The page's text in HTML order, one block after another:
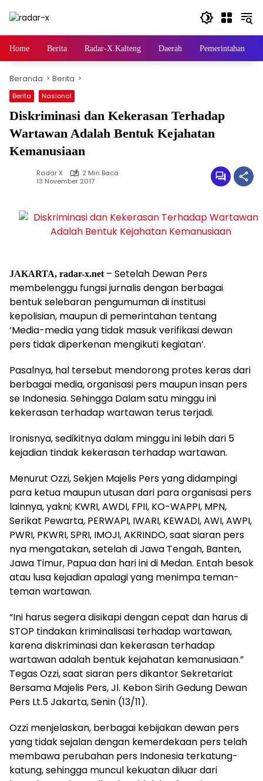
Home Berita Radar-X.Kalteng Daerah Pemerintahan
Beranda Berita
Berita Nasional
Diskriminasi dan Kekerasan Terhadap
Wartawan Adalah Bentuk Kejahatan
Kemanusiaan
Radar X
2 Min Baca
13 November 2017
JAKARTA, radar-x.net– Setelah Dewan Pers
membelenggu fungsi jurnalis dengan berbagai
bentuk selebaran pengumuman di institusi
kepolisian, maupun di pemerintahan tentang
‘Media-media yang tidak masuk verifikasi dewan
pers tidak diperkenan mengikuti kegiatan’.
Pasalnya, hal tersebut mendorong protes keras dari
berbagai media, organisasi pers maupun insan pers
se Indonesia. Sehingga Dalam satu minggu ini
kekerasan terhadap wartawan terus terjadi.
Ironisnya, sedikitnya dalam minggu ini lebih dari 5
kejadian tindak kekerasan terhadap wartawan.
Menurut Ozzi, Sekjen Majelis Pers yang didampingi
para ketua maupun utusan dari para organisasi pers
lainnya, yakni; KWRI, AWDI, FPII, KO-WAPPI, MPN,
Serikat Pewarta, PERWAPI, IWARI, KEWADI, AWI, AWPI,
PWRI, PKWRI, SPRI, IMOJI, AKRINDO, saat siaran pers
nya mengatakan, setelah di Jawa Tengah, Banten,
Jawa Timur, Papua dan hari ini di Medan. Entah besok
atau lusa kejadian apalagi yang menimpa teman-
teman wartawan.
“Ini harus segera disikapi dengan cepat dan harus di
STOP tindakan kriminalisasi terhadap wartawan,
karena diskriminasi dan kekerasan terhadap
wartawan adalah bentuk kejahatan kemanusiaan.”
Tegas Ozzi, saat siaran pers dikantor Sekretariat
Bersama Majelis Pers, Jl. Kebon Sirih Gedung Dewan
Pers Lt.5 Jakarta, Senin (13/11).
Ozzi menjelaskan, berbagai kebijakan dewan pers
yang tidak sejalan dengan kemerdekaan pers telah
membawa perubahan pers Indonesia terkatung-
katung, sehingga muncul kekuatan diluar dari